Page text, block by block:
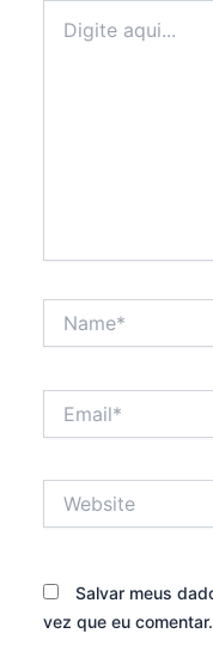
aqui...
Salvar meus
vez que eu comentar.